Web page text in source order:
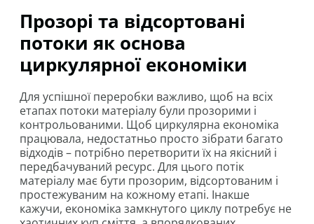
Прозорі та відсортовані
потоки як основа
циркулярної економіки
Для успішної переробки важливо, щоб на всіх
етапах потоки матеріалу були прозорими і
контрольованими. Щоб циркулярна економіка
працювала, недостатньо просто зібрати багато
відходів – потрібно перетворити їх на якісний і
передбачуваний ресурс. Для цього потік
матеріалу має бути прозорим, відсортованим і
простежуваним на кожному етапі. Інакше
кажучи, економіка замкнутого циклу потребує не